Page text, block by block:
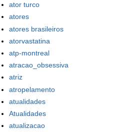
ator turco
atores
atores brasileiros
atorvastatina
atp-montreal
atracao_obsessiva
atriz
atropelamento
atualidades
Atualidades
atualizacao